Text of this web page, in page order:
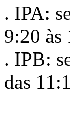
. IPA:
9:20 às
. IPB:
das